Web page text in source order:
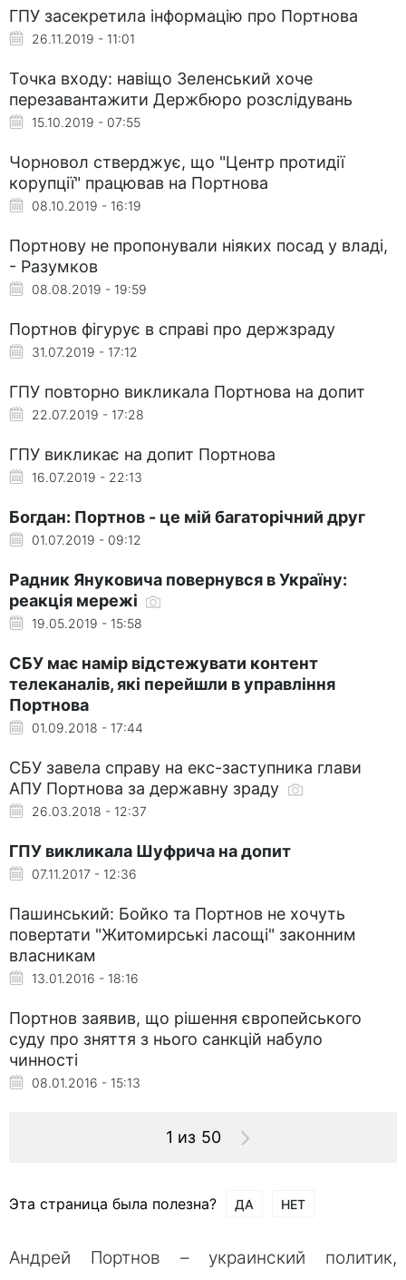
ГПУ засекретила інформацію про Портнова
26.11.2019 - 11:01
Точка входу: навіщо Зеленський хоче
перезавантажити Держбюро розслідувань
15.10.2019 - 07:55
Чорновол стверджує, що "Центр протидії
корупції" працював на Портнова
08.10.2019 - 16:19
Портнову не пропонували ніяких посад у владі,
- Разумков
08.08.2019 - 19:59
Портнов фігурує в справі про держзраду
31.07.2019 - 17:12
ГПУ повторно викликала Портнова на допит
22.07.2019 - 17:28
ГПУ викликає на допит Портнова
16.07.2019 - 22:13
Богдан: Портнов - це мій багаторічний друг
01.07.2019 - 09:12
Радник Януковича повернувся в Україну:
реакція мережі
19.05.2019 - 15:58
СБУ має намір відстежувати контент
телеканалів, які перейшли в управління
Портнова
01.09.2018 - 17:44
СБУ завела справу на екс-заступника глави
АПУ Портнова за державну зраду
26.03.2018 - 12:37
ГПУ викликала Шуфрича на допит
07.11.2017 - 12:36
Пашинський: Бойко та Портнов не хочуть
повертати "Житомирські ласощі" законним
власникам
13.01.2016 - 18:16
Портнов заявив, що рішення європейського
суду про зняття з нього санкцій набуло
чинності
08.01.2016 - 15:13
1 из 50
Эта страница была полезна? ДА НЕТ
Андрей Портнов – украинский политик,